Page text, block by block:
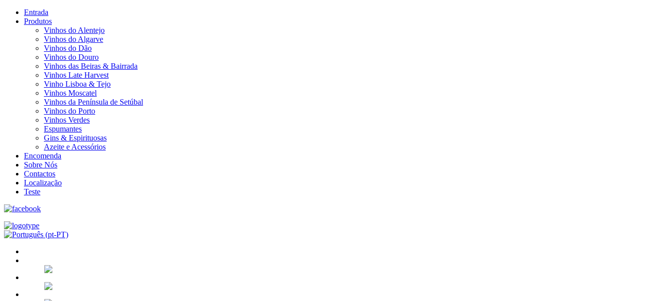
Entrada
Produtos
Vinhos do Alentejo
Vinhos do Algarve
Vinhos do Dão
Vinhos do Douro
Vinhos das Beiras & Bairrada
Vinhos Late Harvest
Vinho Lisboa & Tejo
Vinhos Moscatel
Vinhos da Península de Setúbal
Vinhos do Porto
Vinhos Verdes
Espumantes
Gins & Espirituosas
Azeite e Acessórios
Encomenda
Sobre Nós
Contactos
Localização
Teste